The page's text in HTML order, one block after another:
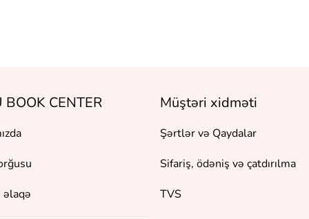
BOOK CENTER
əlaqə
Müştəri xidməti
Şərtlər və Qaydalar
Sifariş, ödəniş və çatdırılma
TVS